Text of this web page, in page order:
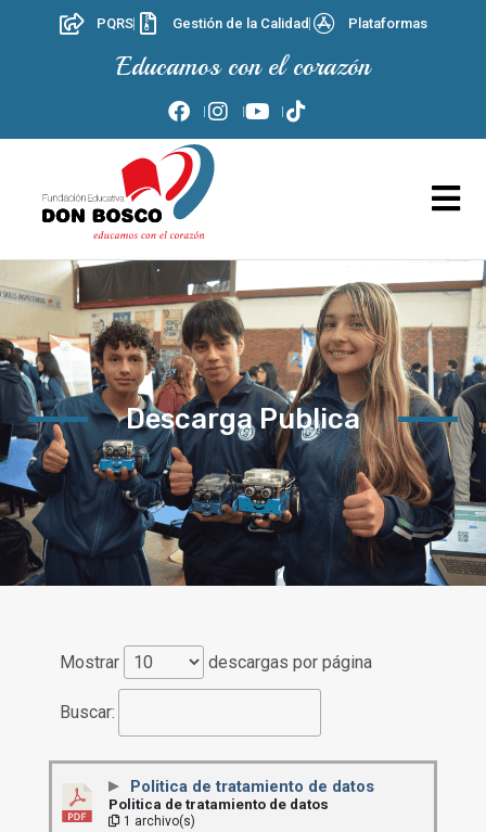
PQRS Gestión de la Calidad Plataformas
Educamos con el corazón
Descarga Publica
Mostrar descargas por página
Buscar:
Politica de tratamiento de datos
Politica de tratamiento de datos
1 archivo(s)